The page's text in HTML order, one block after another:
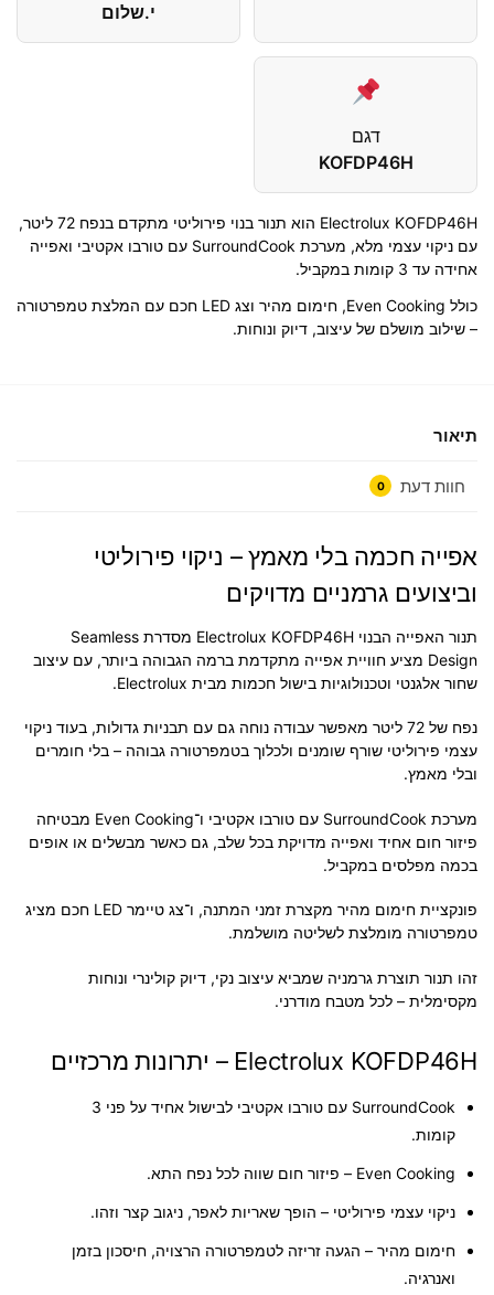
י.שלום
דגם
KOFDP46H
Electrolux KOFDP46H הוא תנור בנוי פירוליטי מתקדם בנפח 72 ליטר,
עם ניקוי עצמי מלא, מערכת SurroundCook עם טורבו אקטיבי ואפייה
אחידה עד 3 קומות במקביל.
כולל Even Cooking, חימום מהיר וצג LED חכם עם המלצת טמפרטורה
– שילוב מושלם של עיצוב, דיוק ונוחות.
תיאור
חוות דעת 0
אפייה חכמה בלי מאמץ – ניקוי פירוליטי
וביצועים גרמניים מדויקים
תנור האפייה הבנוי Electrolux KOFDP46H מסדרת Seamless
Design מציע חוויית אפייה מתקדמת ברמה הגבוהה ביותר, עם עיצוב
שחור אלגנטי וטכנולוגיות בישול חכמות מבית Electrolux.
נפח של 72 ליטר מאפשר עבודה נוחה גם עם תבניות גדולות, בעוד ניקוי
עצמי פירוליטי שורף שומנים ולכלוך בטמפרטורה גבוהה – בלי חומרים
ובלי מאמץ.
מערכת SurroundCook עם טורבו אקטיבי ו־Even Cooking מבטיחה
פיזור חום אחיד ואפייה מדויקת בכל שלב, גם כאשר מבשלים או אופים
בכמה מפלסים במקביל.
פונקציית חימום מהיר מקצרת זמני המתנה, ו־צג טיימר LED חכם
מציג
טמפרטורה מומלצת לשליטה מושלמת.
זהו תנור תוצרת גרמניה שמביא עיצוב נקי, דיוק קולינרי ונוחות
מקסימלית – לכל מטבח מודרני.
Electrolux KOFDP46H – יתרונות מרכזיים
SurroundCook עם טורבו אקטיבי לבישול אחיד על פני 3
קומות.
Even Cooking – פיזור חום שווה לכל נפח התא.
ניקוי עצמי פירוליטי – הופך שאריות לאפר, ניגוב קצר וזהו.
חימום מהיר – הגעה זריזה לטמפרטורה הרצויה, חיסכון בזמן
ואנרגיה.